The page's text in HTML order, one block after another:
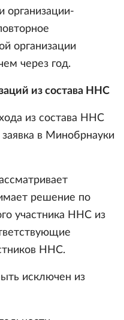
организации-
организации
через год.
из состава ННС
из состава ННС
в Минобрнауки
решение по
участника ННС из
ННС.
исключен из